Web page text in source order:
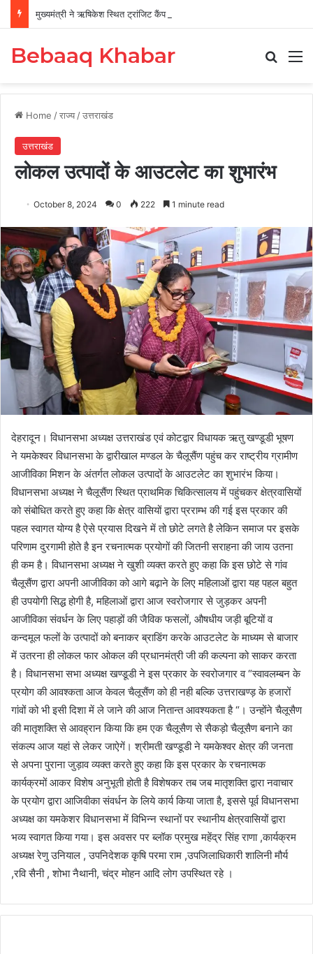
मुख्यमंत्री ने ऋषिकेश स्थित ट्रांजिट कैंप का किया औचक निरीक्षण
Bebaaq Khabar
Home /राज्य /उत्तराखंड
उत्तराखंड
लोकल उत्पादों के आउटलेट का शुभारंभ
October 8, 2024 0 222 1 minute read
देहरादून। विधानसभा अध्यक्ष उत्तराखंड एवं कोटद्वार विधायक ऋतु खण्डूडी भूषण
ने यमकेश्वर विधानसभा के द्वारीखाल मण्डल के चैलूसैंण पहुंच कर राष्ट्रीय ग्रामीण
आजीविका मिशन के अंतर्गत लोकल उत्पादों के आउटलेट का शुभारंभ किया।
विधानसभा अध्यक्ष ने चैलूसैंण स्थित प्राथमिक चिकित्सालय में पहुंचकर क्षेत्रवासियों
को संबोधित करते हुए कहा कि क्षेत्र वासियों द्वारा प्रराम्भ की गई इस प्रकार की
पहल स्वागत योग्य है ऐसे प्रयास दिखने में तो छोटे लगते है लेकिन समाज पर इसके
परिणाम दुरगामी होते है इन रचनात्मक प्रयोगों की जितनी सराहना की जाय उतना
ही कम है। विधानसभा अध्यक्ष ने खुशी व्यक्त करते हुए कहा कि इस छोटे से गांव
चैलूसैंण द्वारा अपनी आजीविका को आगे बढ़ाने के लिए महिलाओं द्वारा यह पहल बहुत
ही उपयोगी सिद्ध होगी है, महिलाओं द्वारा आज स्वरोजगार से जुड़कर अपनी
आजीविका संवर्धन के लिए पहाड़ों की जैविक फसलों, औषधीय जड़ी बूटियों व
कन्दमूल फलों के उत्पादों को बनाकर ब्राडिंग करके आउटलेट के माध्यम से बाजार
में उतरना ही लोकल फार ओकल की प्रधानमंत्री जी की कल्पना को साकर करता
है। विधानसभा सभा अध्यक्ष खण्डूडी ने इस प्रकार के स्वरोजगार व “स्वावलम्बन के
प्रयोग की आवश्कता आज केवल चैलूसैंण को ही नही बल्कि उत्तराखण्ड़ के हजारों
गांवों को भी इसी दिशा में ले जाने की आज नितान्त आवश्यकता है “। उन्होंने चैलूसैण
की मातृशक्ति से आवह्रान किया कि हम एक चैलूसैण से सैकड़ो चैलूसैण बनाने का
संकल्प आज यहां से लेकर जाऐगें। श्रीमती खण्डूडी ने यमकेश्वर क्षेत्र की जनता
से अपना पुराना जुड़ाव व्यक्त करते हुए कहा कि इस प्रकार के रचनात्मक
कार्यक्रमों आकर विशेष अनुभूती होती है विशेषकर तब जब मातृशक्ति द्वारा नवाचार
के प्रयोग द्वारा आजिवीका संवर्धन के लिये कार्य किया जाता है, इससे पूर्व विधानसभा
अध्यक्ष का यमकेशर विधानसभा में विभिन्न स्थानों पर स्थानीय क्षेत्रवासियों द्वारा
भव्य स्वागत किया गया। इस अवसर पर ब्लॉक प्रमुख महेंद्र सिंह राणा ,कार्यक्रम
अध्यक्ष रेणु उनियाल , उपनिदेशक कृषि परमा राम ,उपजिलाधिकारी शालिनी मौर्य
,रवि सैनी , शोभा नैथानी, चंद्र मोहन आदि लोग उपस्थित रहे ।